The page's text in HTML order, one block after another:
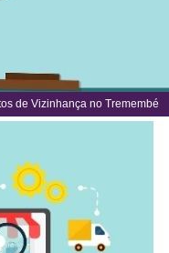
de Vizinhança no Tremembé